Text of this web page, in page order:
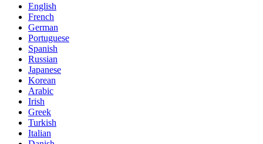
English
French
German
Portuguese
Spanish
Russian
Japanese
Korean
Arabic
Irish
Greek
Turkish
Italian